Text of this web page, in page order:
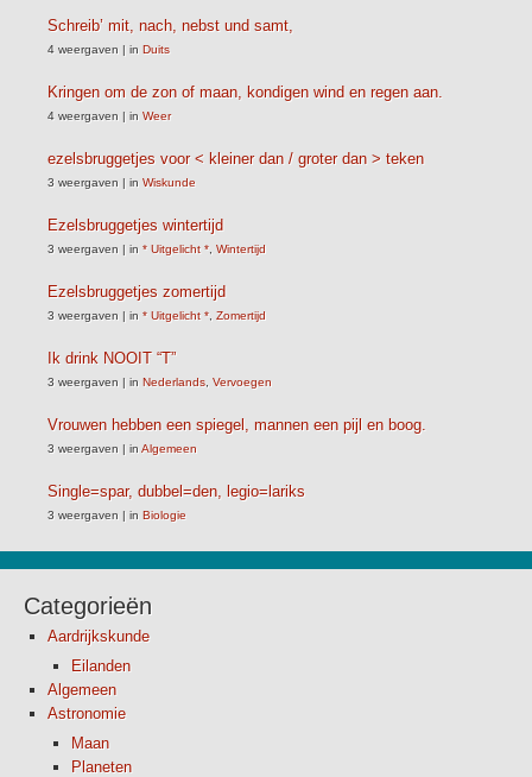
Schreib’ mit, nach, nebst und samt,
4 weergaven | in Duits
Kringen om de zon of maan, kondigen wind en regen aan.
4 weergaven | in Weer
ezelsbruggetjes voor < kleiner dan / groter dan > teken
3 weergaven | in Wiskunde
Ezelsbruggetjes wintertijd
3 weergaven | in * Uitgelicht * Wintertijd
Ezelsbruggetjes zomertijd
3 weergaven | in * Uitgelicht * Zomertijd
Ik drink NOOIT “T”
3 weergaven | in Nederlands Vervoegen
Vrouwen hebben een spiegel, mannen een pijl en boog.
3 weergaven | in Algemeen
Single=spar, dubbel=den, legio=lariks
3 weergaven | in Biologie
Categorieën
Aardrijkskunde
Eilanden
Algemeen
Astronomie
Maan
Planeten